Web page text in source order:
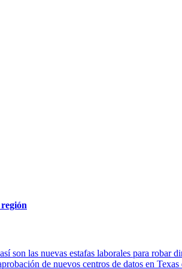
son las nuevas estafas laborales para robar
de nuevos centros de datos en